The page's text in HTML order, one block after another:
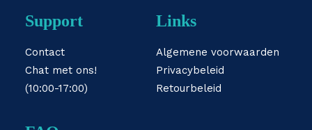
Support
Contact
Chat met ons!
(10:00-17:00)
Links
Algemene voorwaarden
Privacybeleid
Retourbeleid